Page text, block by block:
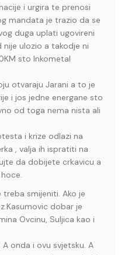
i urgira te prenosi
mandata je trazio da se
duga uplati ugovireni
nije ulozio a takodje ni
sto Inkometal
otvaraju Jarani a to je
i jos jedne energane sto
od toga nema nista ali
i krize odlazi na
, valja ih ispratiti na
da dobijete crkavicu a
smijeniti. Ako je
dobar je
Ovcinu, Suljica kao i
onda i ovu svjetsku. A